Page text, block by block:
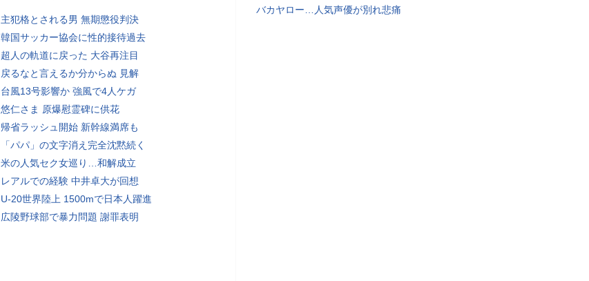
主犯格とされる男 無期懲役判決
韓国サッカー協会に性的接待過去
超人の軌道に戻った 大谷再注目
戻るなと言えるか分からぬ 見解
台風13号影響か 強風で4人ケガ
悠仁さま 原爆慰霊碑に供花
帰省ラッシュ開始 新幹線満席も
「パパ」の文字消え完全沈黙続く
米の人気セク女巡り…和解成立
レアルでの経験 中井卓大が回想
U-20世界陸上 1500mで日本人躍進
広陵野球部で暴力問題 謝罪表明
バカヤロー…人気声優が別れ悲痛